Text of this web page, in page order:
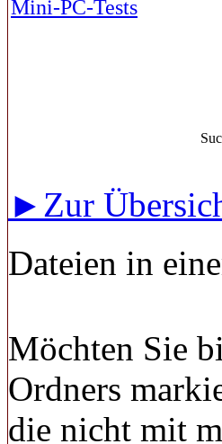
Mini-PC-Tests
►Zur
Dateien in
Möchten Sie
Ordners
die nicht mit